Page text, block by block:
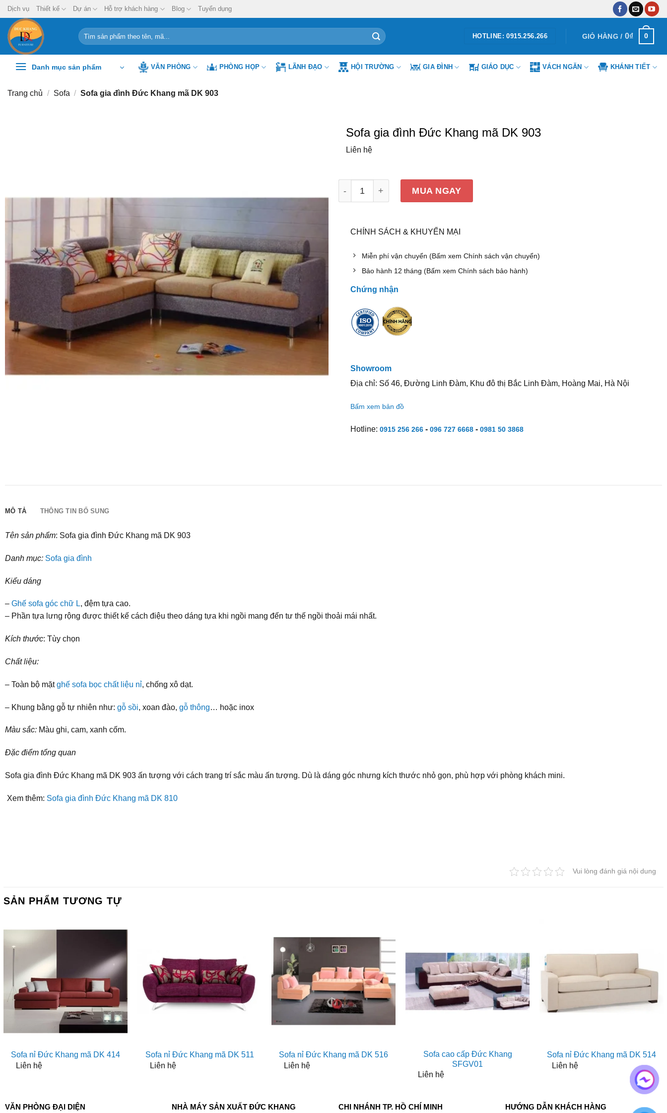
Chuyển
đến
nội
dung
Dịch vụ Thiết kế Dự án Hỗ trợ khách hàng Blog Tuyển dụng
Tìm
kiếm:
HOTLINE: 0915.256.266 GIỎ HÀNG / 0₫ 0
Danh mục sản phẩm VĂN PHÒNG PHÒNG HỌP LÃNH ĐẠO HỘI TRƯỜNG GIA ĐÌNH GIÁO DỤC VÁCH NGĂN KHÁNH TIẾT
Trang chủ / Sofa / Sofa gia đình Đức Khang mã DK 903
Sofa gia đình Đức Khang mã DK 903
Liên hệ
MUA NGAY
CHÍNH SÁCH & KHUYẾN MẠI
Miễn phí vận chuyển (Bấm xem Chính sách vận chuyển)
Bảo hành 12 tháng (Bấm xem Chính sách bảo hành)
Chứng nhận
Showroom
Địa chỉ: Số 46, Đường Linh Đàm, Khu đô thị Bắc Linh Đàm, Hoàng Mai, Hà Nội
Bấm xem bản đồ
Hotline: 0915 256 266- 096 727 6668- 0981 50 3868
MÔ TẢ THÔNG TIN BỔ SUNG
Tên sản phẩm: Sofa gia đình Đức Khang mã DK 903
Danh mục: Sofa gia đình
Kiểu dáng
– Ghế sofa góc chữ L, đệm tựa cao.
– Phần tựa lưng rộng được thiết kế cách điệu theo dáng tựa khi ngồi mang đến tư thế ngồi thoải mái nhất.
Kích thước: Tùy chọn
Chất liệu:
– Toàn bộ mặtghế sofa bọc chất liệu nỉ, chống xô dạt.
– Khung bằng gỗ tự nhiên như: gỗ sồi, xoan đào, gỗ thông… hoặc inox
Màu sắc: Màu ghi, cam, xanh cốm.
Đặc điểm tổng quan
Sofa gia đình Đức Khang mã DK 903 ấn tượng với cách trang trí sắc màu ấn tượng. Dù là dáng góc nhưng kích thước nhỏ gọn, phù hợp với phòng khách mini.
Xem thêm: Sofa gia đình Đức Khang mã DK 810
Vui lòng đánh giá nội dung
SẢN PHẨM TƯƠNG TỰ
Sofa nỉ Đức Khang mã DK 414
Liên hệ
Sofa nỉ Đức Khang mã DK 511
Liên hệ
Sofa nỉ Đức Khang mã DK 516
Liên hệ
Sofa cao cấp Đức Khang
SFGV01
Liên hệ
Sofa nỉ Đức Khang mã DK 514
Liên hệ
VĂN PHÒNG ĐẠI DIỆN NHÀ MÁY SẢN XUẤT ĐỨC KHANG CHI NHÁNH TP. HỒ CHÍ MINH HƯỚNG DẪN KHÁCH HÀNG